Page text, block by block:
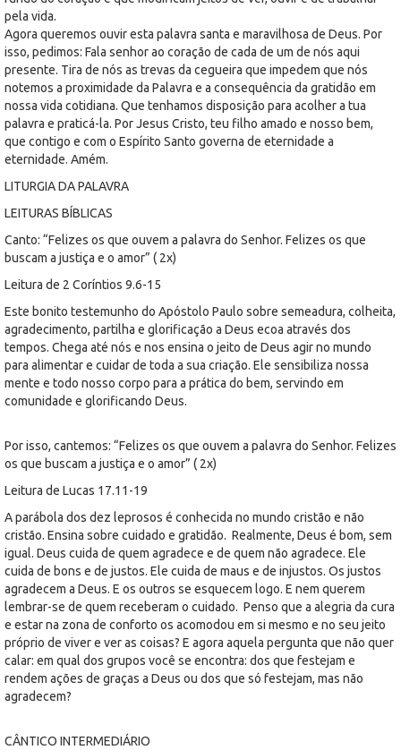
pela vida.
Agora queremos ouvir esta palavra santa e maravilhosa de Deus. Por
isso, pedimos: Fala senhor ao coração de cada de um de nós aqui
presente. Tira de nós as trevas da cegueira que impedem que nós
notemos a proximidade da Palavra e a consequência da gratidão em
nossa vida cotidiana. Que tenhamos disposição para acolher a tua
palavra e praticá-la. Por Jesus Cristo, teu filho amado e nosso bem,
que contigo e com o Espírito Santo governa de eternidade a
eternidade. Amém.
LITURGIA DA PALAVRA
LEITURAS BÍBLICAS
Canto: “Felizes os que ouvem a palavra do Senhor. Felizes os que
buscam a justiça e o amor” ( 2x)
Leitura de 2 Coríntios 9.6-15
Este bonito testemunho do Apóstolo Paulo sobre semeadura, colheita,
agradecimento, partilha e glorificação a Deus ecoa através dos
tempos. Chega até nós e nos ensina o jeito de Deus agir no mundo
para alimentar e cuidar de toda a sua criação. Ele sensibiliza nossa
mente e todo nosso corpo para a prática do bem, servindo em
comunidade e glorificando Deus.
Por isso, cantemos: “Felizes os que ouvem a palavra do Senhor. Felizes
os que buscam a justiça e o amor” ( 2x)
Leitura de Lucas 17.11-19
A parábola dos dez leprosos é conhecida no mundo cristão e não
cristão. Ensina sobre cuidado e gratidão. Realmente, Deus é bom, sem
igual. Deus cuida de quem agradece e de quem não agradece. Ele
cuida de bons e de justos. Ele cuida de maus e de injustos. Os justos
agradecem a Deus. E os outros se esquecem logo. E nem querem
lembrar-se de quem receberam o cuidado. Penso que a alegria da cura
e estar na zona de conforto os acomodou em si mesmo e no seu jeito
próprio de viver e ver as coisas? E agora aquela pergunta que não quer
calar: em qual dos grupos você se encontra: dos que festejam e
rendem ações de graças a Deus ou dos que só festejam, mas não
agradecem?
CÂNTICO INTERMEDIÁRIO